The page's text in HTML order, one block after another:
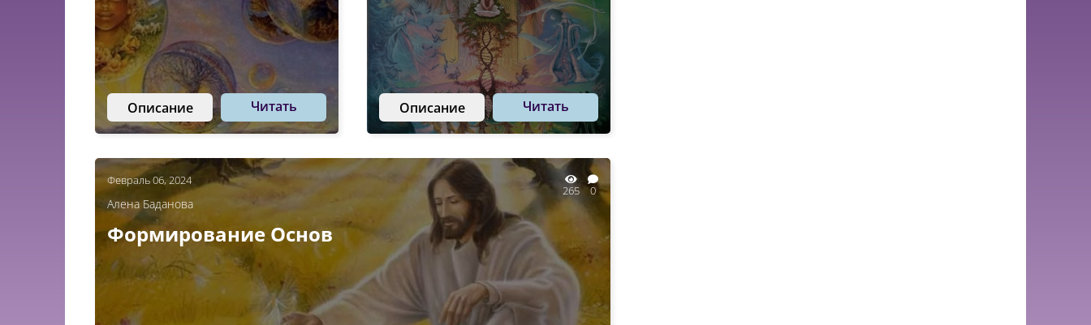
Описание Читать Описание Читать
Февраль 06, 2024
265 0
Алена Баданова
Формирование Основ